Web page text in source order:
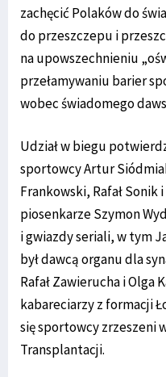
zachęcić Polaków do
do przeszczepu i
na upowszechnieniu
przełamywaniu barier
wobec świadomego
Udział w biegu
sportowcy Artur
Frankowski, Rafał Sonik
piosenkarze Szymon
i gwiazdy seriali, w tym
był dawcą organu dla
Rafał Zawierucha i Olga
kabareciarzy z formacji
się sportowcy zrzeszeni
Transplantacji.